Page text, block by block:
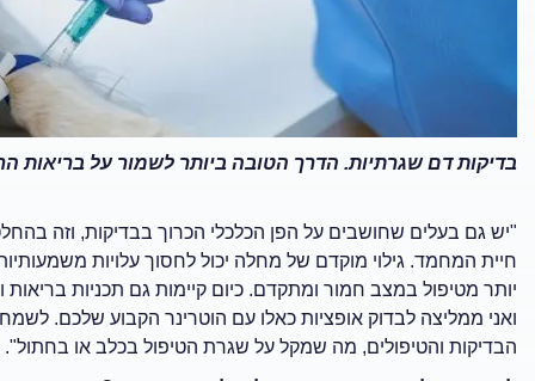
בדיקות דם שגרתיות. הדרך הטובה ביותר לשמור על בריאות
"יש גם בעלים שחושבים על הפן הכלכלי הכרוך בבדיקות, וזה
חיית המחמד. גילוי מוקדם של מחלה יכול לחסוך עלויות
יותר מטיפול במצב חמור ומתקדם. כיום קיימות גם תכניות בריאות
ואני ממליצה לבדוק אופציות כאלו עם הוטרינר הקבוע שלכם.
הבדיקות והטיפולים, מה שמקל על שגרת הטיפול בכלב או בחתול".